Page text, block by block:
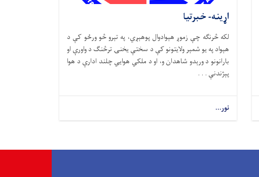
اړینه- خبرتیا
لکه څرنګه چې زموږ هېوادوال پوهېږي، په تېرو څو ورځو کې د
هېواد په یو شمېر ولایتونو کې د سختې یخنۍ ترڅنګ د واورې او
بارانونو د ورېدو شاهدان و، او د ملکي هوايي چلند ادارې د هوا
پېژندنې . . .
نور...